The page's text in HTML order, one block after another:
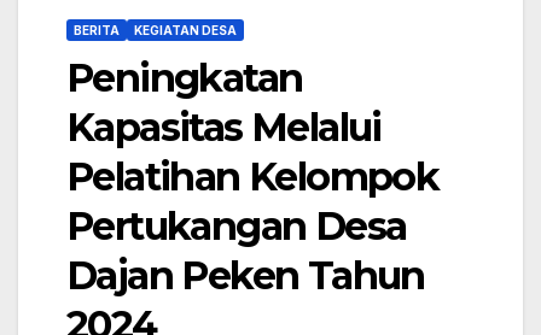
BERITA KEGIATAN DESA
Peningkatan
Kapasitas Melalui
Pelatihan Kelompok
Pertukangan Desa
Dajan Peken Tahun
2024